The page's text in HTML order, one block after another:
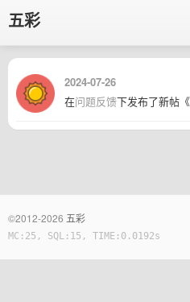
五彩
2024-07-26
在问题反馈下发布了新帖《
©2012-2026 五彩
MC:25, SQL:15, TIME:0.0192s